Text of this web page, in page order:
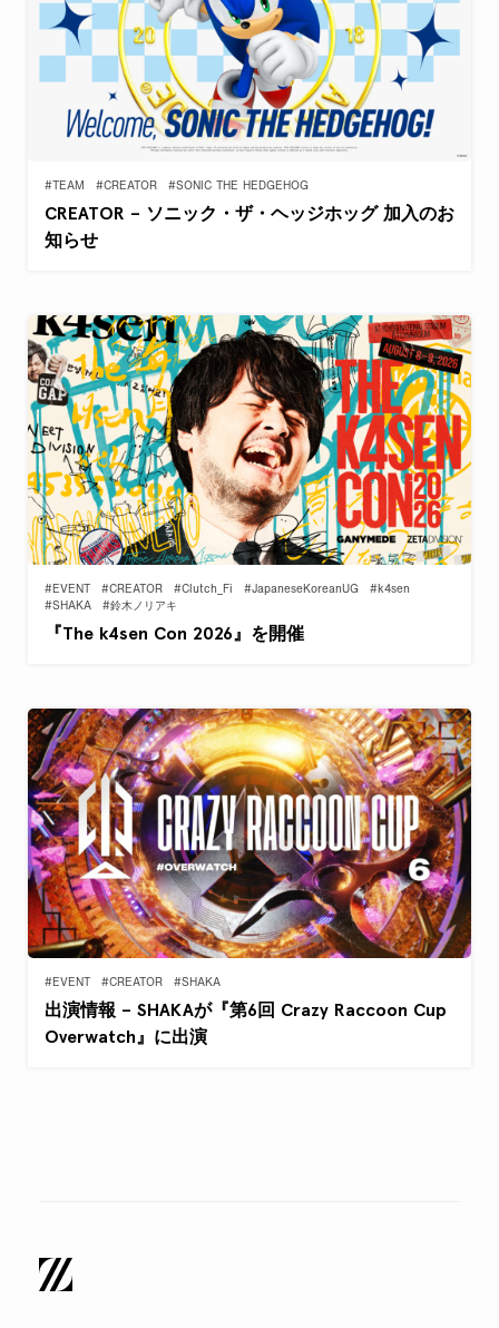
#TEAM #CREATOR #SONIC THE HEDGEHOG
CREATOR – ソニック・ザ・ヘッジホッグ 加入のお
知らせ
#EVENT #CREATOR #Clutch_Fi #JapaneseKoreanUG
#k4sen
#SHAKA
#鈴木ノリアキ
『The k4sen Con 2026』を開催
#EVENT #CREATOR #SHAKA
出演情報 – SHAKAが『第6回 Crazy Raccoon Cup
Overwatch』に出演